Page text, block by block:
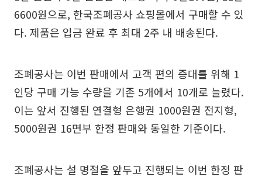
6600원으로, 한국조폐공사 쇼핑몰에서 구매할 수 있
다. 제품은 입금 완료 후 최대 2주 내 배송된다.
조폐공사는 이번 판매에서 고객 편의 증대를 위해 1
인당 구매 가능 수량을 기존 5개에서 10개로 늘렸다.
이는 앞서 진행된 연결형 은행권 1000원권 전지형,
5000원권 16면부 한정 판매와 동일한 기준이다.
조폐공사는 설 명절을 앞두고 진행되는 이번 한정 판